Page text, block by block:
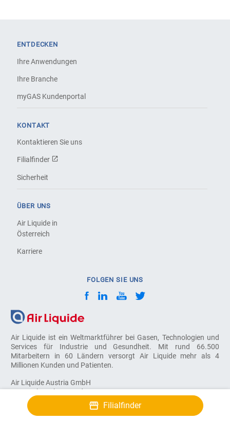
Filialfinder
Air Liquide ist ein Weltmarktführer bei Gasen, Technologien und
Services für Industrie und Gesundheit. Mit rund 66.500
Mitarbeitern in 60 Ländern versorgt Air Liquide mehr als 4
Millionen Kunden und Patienten.
Air Liquide Austria GmbH
2320 Schwechat, Sendnergasse 30
ENTDECKEN
Ihre Anwendungen
Ihre Branche
myGAS Kundenportal
KONTAKT
Kontaktieren Sie uns
Filialfinder
Sicherheit
ÜBER UNS
Air Liquide in
Österreich
Karriere
FOLGEN SIE UNS
© COPYRIGHT 2026, AIR LIQUIDE. ALL RIGHTS RESERVED